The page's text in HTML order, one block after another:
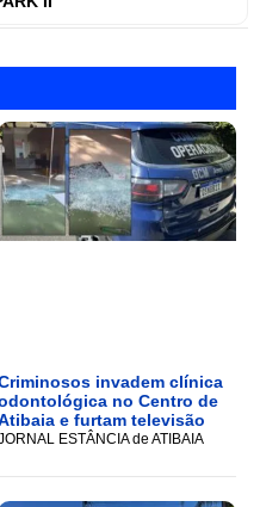
invadem clínica
no Centro de
e furtam televisão
ESTÂNCIA de ATIBAIA